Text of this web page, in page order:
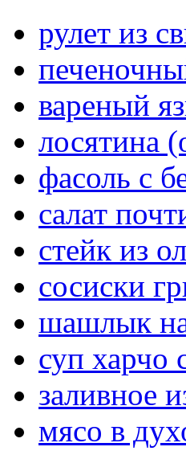
рулет из
вареный
лосятина
фасоль с
салат
стейк из
сосиски
шашлык
суп харчо
заливное
мясо в